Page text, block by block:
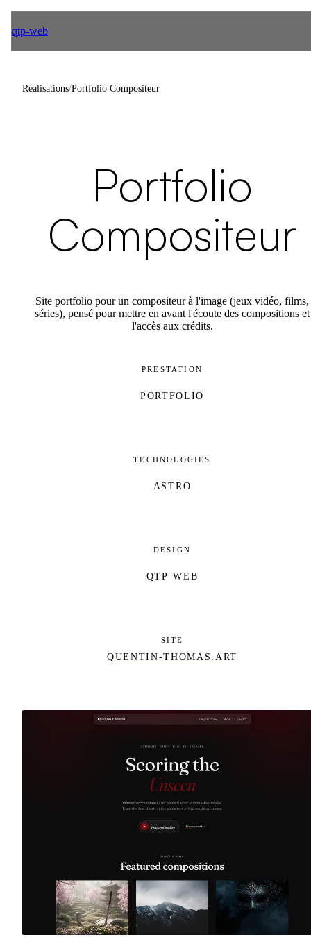
qtp-web
Réalisations/Portfolio Compositeur
Portfolio
Compositeur
Site portfolio pour un compositeur à l'image (jeux vidéo, films,
séries), pensé pour mettre en avant l'écoute des compositions et
l'accès aux crédits.
PRESTATION
PORTFOLIO
TECHNOLOGIES
ASTRO
DESIGN
QTP-WEB
SITE
QUENTIN-THOMAS.ART